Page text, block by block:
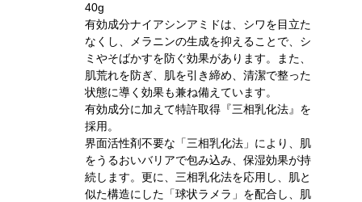
40g
有効成分ナイアシンアミドは、シワを目立た
なくし、メラニンの生成を抑えることで、シ
ミやそばかすを防ぐ効果があります。また、
肌荒れを防ぎ、肌を引き締め、清潔で整った
状態に導く効果も兼ね備えています。
有効成分に加えて特許取得『三相乳化法』を
採用。
界面活性剤不要な「三相乳化法」により、肌
をうるおいバリアで包み込み、保湿効果が持
続します。更に、三相乳化法を応用し、肌と
似た構造にした「球状ラメラ」を配合し、肌